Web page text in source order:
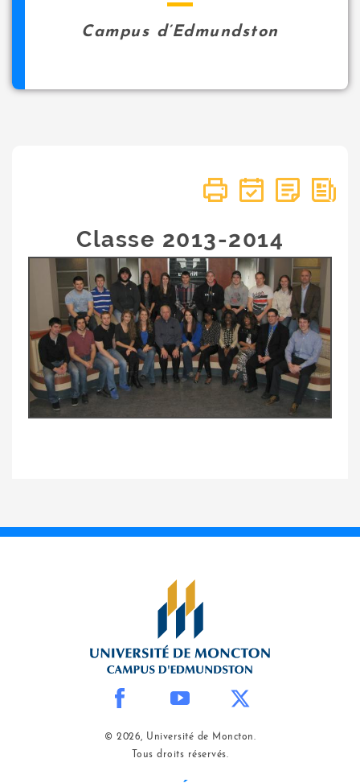
Campus d’Edmundston
Classe 2013-2014
© 2026, Université de Moncton.
Tous droits réservés.